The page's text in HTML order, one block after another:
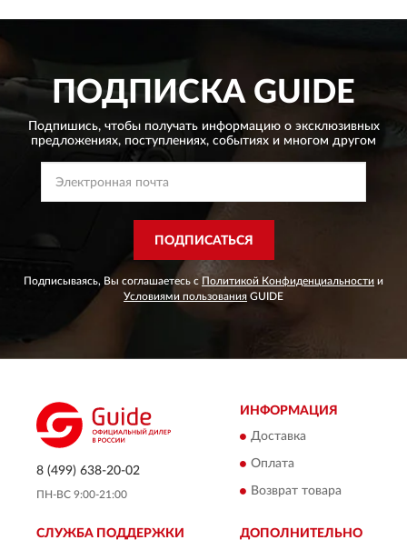
ПОДПИСКА GUIDE
Подпишись, чтобы получать информацию о эксклюзивных
предложениях, поступлениях, событиях и многом другом
ПОДПИСАТЬСЯ
Подписываясь, Вы соглашаетесь с Политикой Конфиденциальности и
Условиями пользования GUIDE
8 (499) 638-20-02
ПН-ВС 9:00-21:00
ИНФОРМАЦИЯ
Доставка
Оплата
Возврат товара
СЛУЖБА ПОДДЕРЖКИ ДОПОЛНИТЕЛЬНО